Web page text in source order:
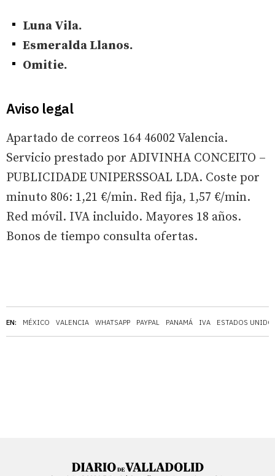
EN: MÉXICO VALENCIA WHATSAPP PAYPAL PANAMÁ IVA ESTADOS
Luna Vila.
Esmeralda Llanos.
Omitie.
Aviso legal
Apartado de correos 164 46002 Valencia.
Servicio prestado por ADIVINHA CONCEITO –
PUBLICIDADE UNIPERSSOAL LDA. Coste por
minuto 806: 1,21 €/min. Red fija, 1,57 €/min.
Red móvil. IVA incluido. Mayores 18 años.
Bonos de tiempo consulta ofertas.